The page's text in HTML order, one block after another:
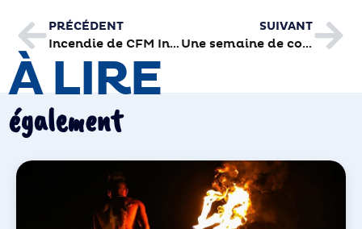
PRÉCÉDENT
Incendie de CFM Industrie : les fumées sous surveillance
SUIVANT
Une semaine de concertation pour la rénovation de Gaubre
À LIRE
également